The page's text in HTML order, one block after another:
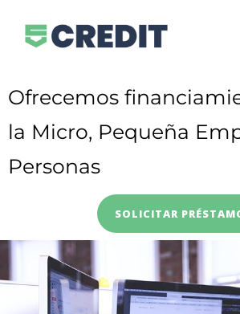
Ofrecemos
la Micro, Pequeña
Personas
SOLICITAR